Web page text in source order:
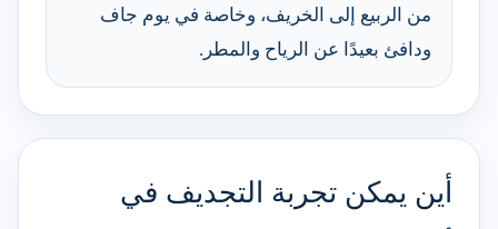
من الربيع إلى الخريف، وخاصة في يوم جاف
ودافئ بعيدًا عن الرياح والمطر.
أين يمكن تجربة التجديف في